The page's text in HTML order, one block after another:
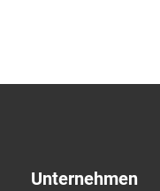
Unternehmen